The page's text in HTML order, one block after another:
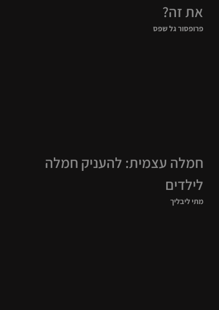
את זה?
פרופסור גל שפס
חמלה עצמית: להעניק חמלה
לילדים
מתי ליבליך